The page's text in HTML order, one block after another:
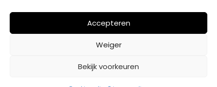
Accepteren
Weiger
Bekijk voorkeuren